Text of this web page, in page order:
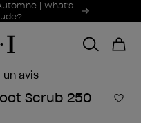
| What's
un avis
Scrub 250